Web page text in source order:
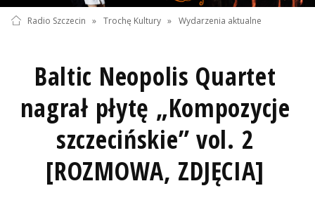
Radio Szczecin » Trochę Kultury » Wydarzenia aktualne
Baltic Neopolis Quartet
nagrał płytę „Kompozycje
szczecińskie” vol. 2
[ROZMOWA, ZDJĘCIA]